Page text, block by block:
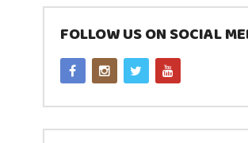
FOLLOW US ON SOCIAL